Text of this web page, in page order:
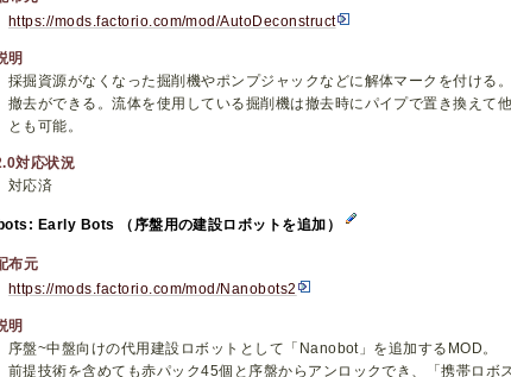
https://mods.factorio.com/mod/AutoDeconstruct
明
採掘資源がなくなった掘削機やポンプジャックなどに解体マークを付ける
撤去ができる。流体を使用している掘削機は撤去時にパイプで置き換えて
とも可能。
対応状況
対応済
Early Bots （序盤用の建設ロボットを追加）
布元
https://mods.factorio.com/mod/Nanobots2
明
序盤~中盤向けの代用建設ロボットとして「Nanobot」を追加するMOD。
前提技術を含めても赤パック45個と序盤からアンロックでき、「携帯ロボ